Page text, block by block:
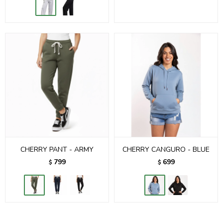
CHERRY PANT - ARMY
$ 799
CHERRY CANGURO - BLUE
$ 699